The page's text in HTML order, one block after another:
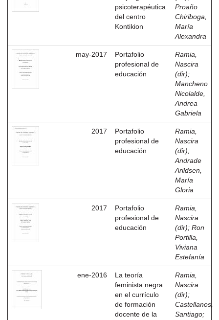
psicoterapéutica
del centro
Kontikion
Proaño
Chiriboga,
María
Alexandra
may-2017
Portafolio
profesional de
educación
Ramia,
Nascira
(dir);
Mancheno
Nicolalde,
Andrea
Gabriela
2017
Portafolio
profesional de
educación
Ramia,
Nascira
(dir);
Andrade
Arildsen,
María
Gloria
2017
Portafolio
profesional de
educación
Ramia,
Nascira
(dir); Ron
Portilla,
Viviana
Estefanía
ene-2016
La teoría
feminista negra
en el currículo
de formación
docente de la
Ramia,
Nascira
(dir);
Castellanos,
Santiago;